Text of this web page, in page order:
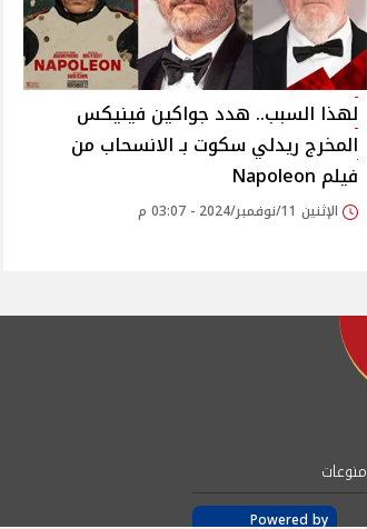
لهذا السبب.. هدد جواكين فينيكس
المخرج ريدلي سكوت بـ الانسحاب من
فيلم Napoleon
الإثنين 11/نوفمبر/2024 - 03:07 م
منوعات
Powered by